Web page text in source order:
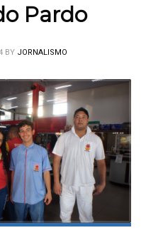
Pardo
BY JORNALISMO